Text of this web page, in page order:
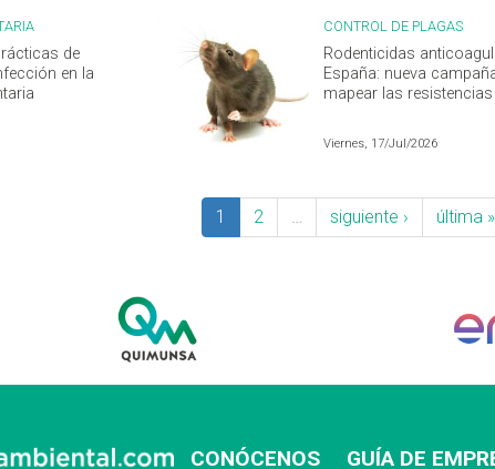
de
en la
CONTROL DE PLAGAS
Rodenticidas
España: nueva
mapear las resistencias
Viernes, 17/Jul/2026
1 2 siguiente › última »
CONÓCENOS GUÍA DE